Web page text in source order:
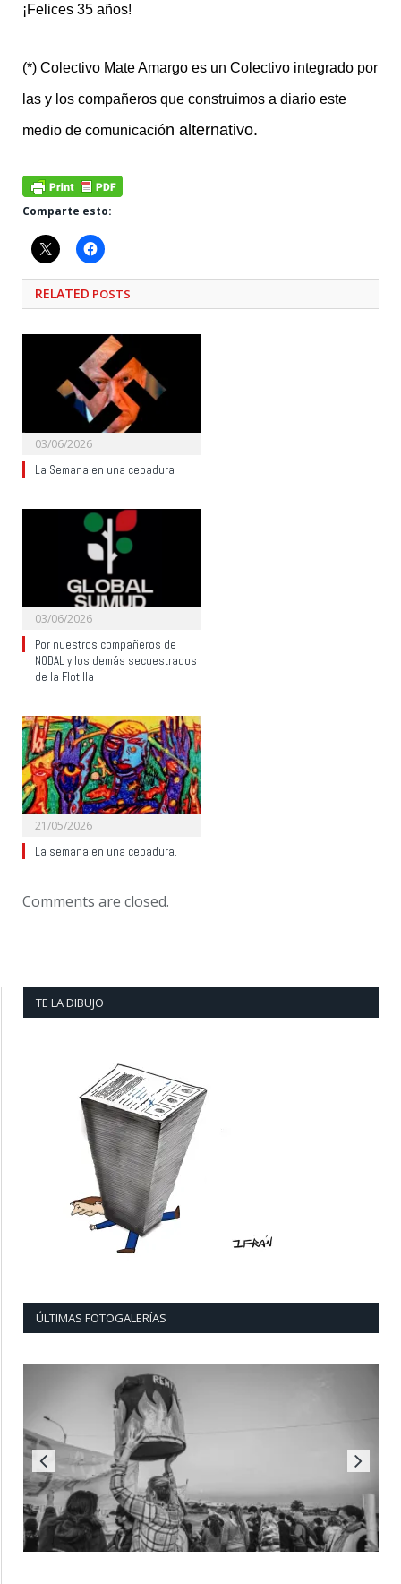
¡Felices 35 años!
(*) Colectivo Mate Amargo es un Colectivo integrado por
las y los compañeros que construimos a diario este
medio de comunicación alternativo.
Comparte esto:
RELATED POSTS
03/06/2026
La Semana en una cebadura
03/06/2026
Por nuestros compañeros de
NODAL y los demás secuestrados
de la Flotilla
21/05/2026
La semana en una cebadura.
Comments are closed.
TE LA DIBUJO
ÚLTIMAS FOTOGALERÍAS